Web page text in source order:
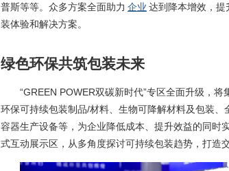
普斯等等。众多方案全面助力 企业 达到降本增效，提
装体验和解决方案。
绿色环保共筑包装未来
“GREEN POWER双碳新时代”专区全面升级，
环保可持续包装制品/材料、生物可降解材料及包装
容器生产设备等，为企业降低成本、提升效益的同时
式互动展示区，从多角度探讨可持续包装趋势，打造